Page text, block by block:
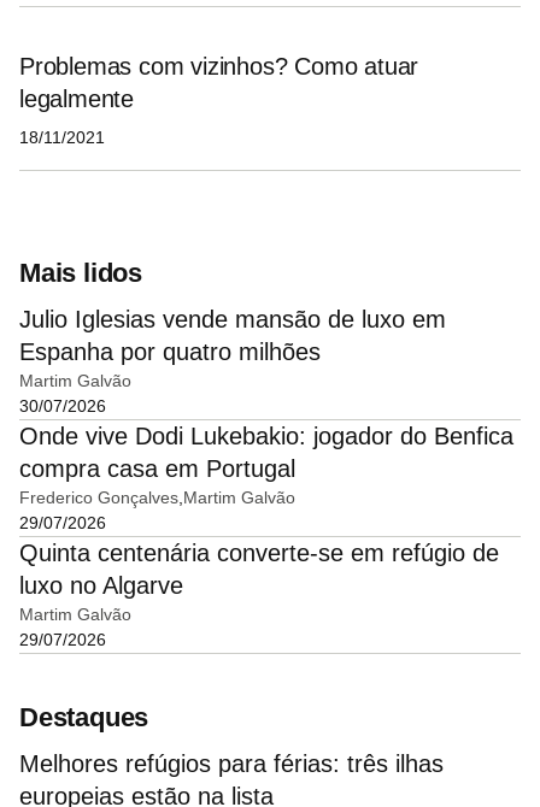
Problemas com vizinhos? Como atuar
legalmente
18/11/2021
Mais lidos
Julio Iglesias vende mansão de luxo em
Espanha por quatro milhões
Martim Galvão
30/07/2026
Onde vive Dodi Lukebakio: jogador do Benfica
compra casa em Portugal
Frederico Gonçalves Martim Galvão
29/07/2026
Quinta centenária converte-se em refúgio de
luxo no Algarve
Martim Galvão
29/07/2026
Destaques
Melhores refúgios para férias: três ilhas
europeias estão na lista